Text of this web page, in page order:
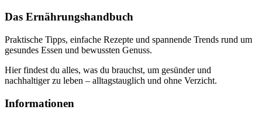
Das Ernährungshandbuch
Praktische Tipps, einfache Rezepte und spannende Trends rund um
gesundes Essen und bewussten Genuss.
Hier findest du alles, was du brauchst, um gesünder und
nachhaltiger zu leben – alltagstauglich und ohne Verzicht.
Informationen